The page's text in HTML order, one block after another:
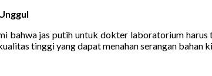
bahwa jas putih untuk dokter laboratorium
tinggi yang dapat menahan serangan